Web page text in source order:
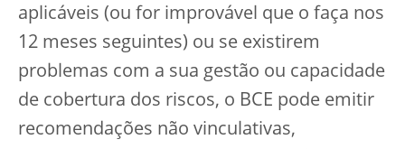
aplicáveis (ou for improvável que o faça nos
12 meses seguintes) ou se existirem
problemas com a sua gestão ou capacidade
de cobertura dos riscos, o BCE pode emitir
recomendações não vinculativas,